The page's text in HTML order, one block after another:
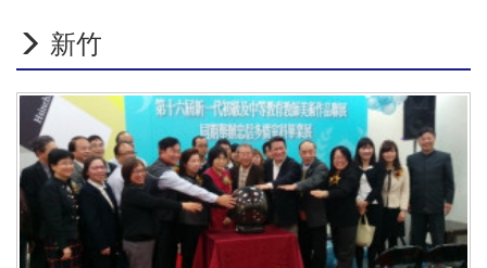
新竹